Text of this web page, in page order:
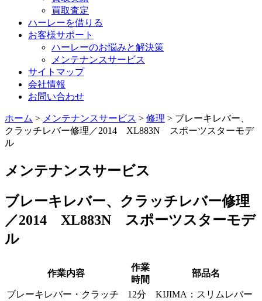
買取査定
ハーレーを借りる
お客様サポート
ハーレーのお悩みと解決策
メンテナンスサービス
サイトマップ
会社情報
お問い合わせ
ホーム > メンテナンスサービス > 修理 > ブレーキレバー、
クラッチレバー修理／2014 XL883N スポーツスターモデ
ル
メンテナンスサービス
ブレーキレバー、クラッチレバー修理
／2014 XL883N スポーツスターモデ
ル
作業内容
作業
時間
部品名
ブレーキレバー・クラッチ
12分
KIJIMA：スリムレバー